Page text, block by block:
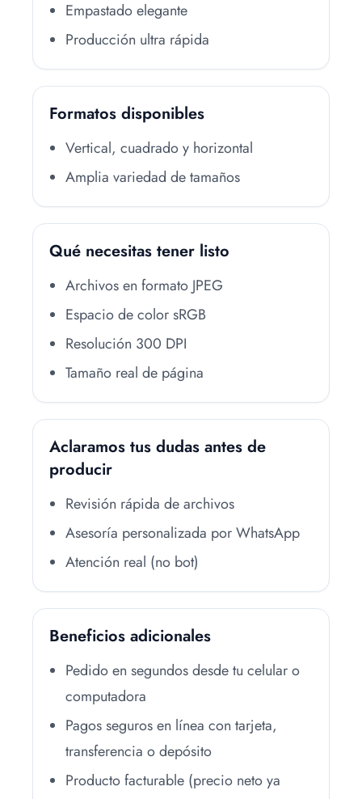
Empastado elegante
Producción ultra rápida
Formatos disponibles
Vertical, cuadrado y horizontal
Amplia variedad de tamaños
Qué necesitas tener listo
Archivos en formato JPEG
Espacio de color sRGB
Resolución 300 DPI
Tamaño real de página
Aclaramos tus dudas antes de
producir
Revisión rápida de archivos
Asesoría personalizada por WhatsApp
Atención real (no bot)
Beneficios adicionales
Pedido en segundos desde tu celular o
computadora
Pagos seguros en línea con tarjeta,
transferencia o depósito
Producto facturable (precio neto ya